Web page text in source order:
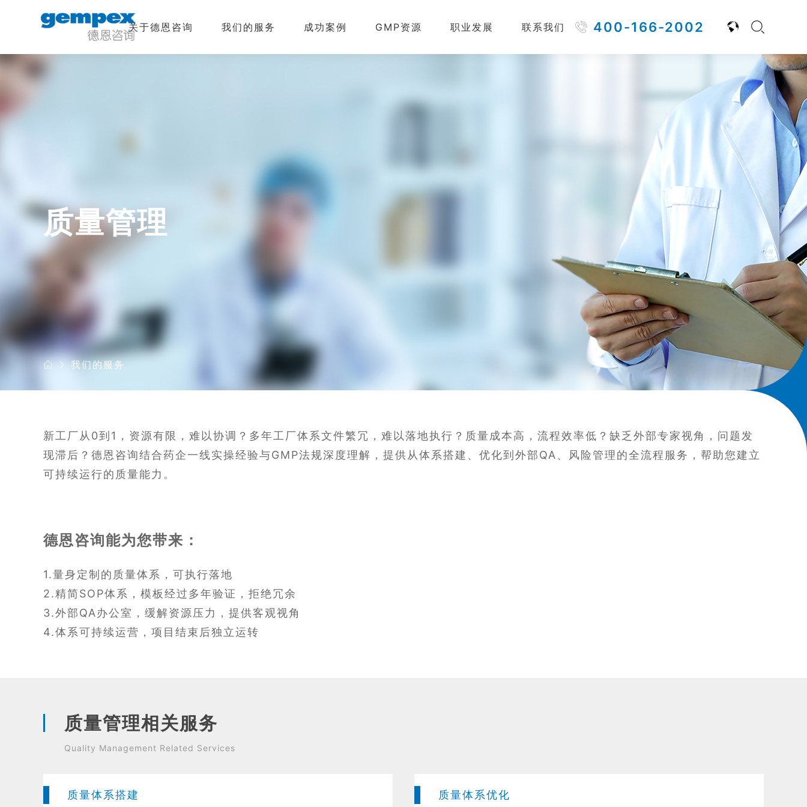
400-166-2002
关于德恩咨询 我们的服务 成功案例 GMP资源 职业发展 联系我们
质量管理
我们的服务
新工厂从0到1，资源有限，难以协调？多年工厂体系文件繁冗，难以落地执行？质量成本高，流程效率低？缺乏外部专家视角，问题发
现滞后？德恩咨询结合药企一线实操经验与GMP法规深度理解，提供从体系搭建、优化到外部QA、风险管理的全流程服务，帮助您建立
可持续运行的质量能力。
德恩咨询能为您带来：
1.量身定制的质量体系，可执行落地
2.精简SOP体系，模板经过多年验证，拒绝冗余
3.外部QA办公室，缓解资源压力，提供客观视角
4.体系可持续运营，项目结束后独立运转
质量管理相关服务
Quality Management Related Services
质量体系搭建 质量体系优化